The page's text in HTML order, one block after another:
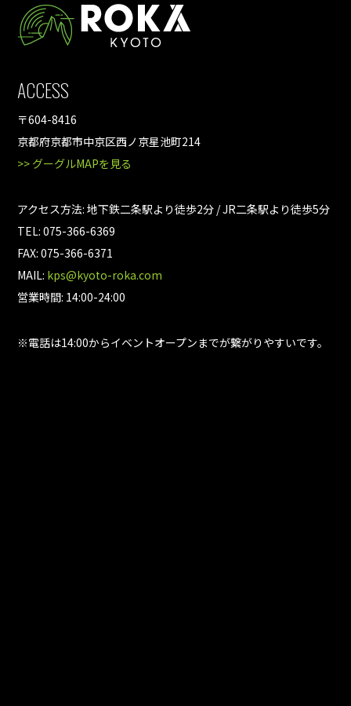
ACCESS
〒604-8416
京都府京都市中京区西ノ京星池町214
>> グーグルMAPを見る
アクセス方法: 地下鉄二条駅より徒歩2分 / JR二条駅より徒歩5分
TEL: 075-366-6369
FAX: 075-366-6371
MAIL: kps@kyoto-roka.com
営業時間: 14:00-24:00
※電話は14:00からイベントオープンまでが繋がりやすいです。